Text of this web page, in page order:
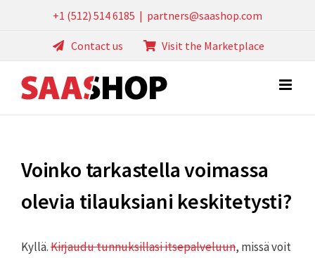
+1 (512) 514 6185 | partners@saashop.com
Contact us Visit the Marketplace
Voinko tarkastella voimassa
olevia tilauksiani keskitetysti?
Kyllä.Kirjaudu tunnuksillasi itsepalveluun, missä voit